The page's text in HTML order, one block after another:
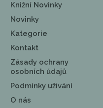
Knižní Novinky
Novinky
Kategorie
Kontakt
Zásady ochrany
osobních údajů
Podmínky užívání
O nás